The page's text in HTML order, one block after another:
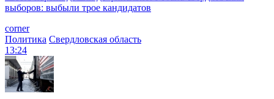
выборов: выбыли трое кандидатов
corner
Политика Свердловская область
13:24